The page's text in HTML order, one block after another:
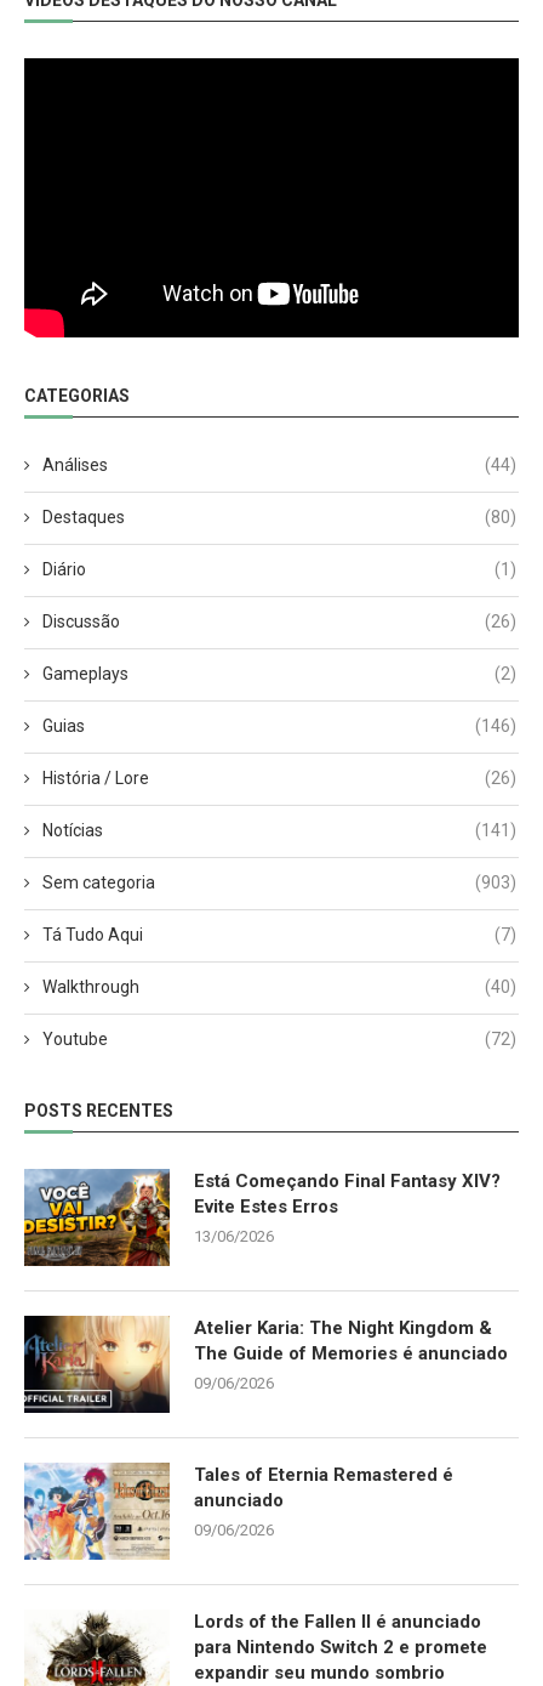
CATEGORIAS
Análises (44)
Destaques (80)
Diário (1)
Discussão (26)
Gameplays (2)
Guias (146)
História / Lore (26)
Notícias (141)
Sem categoria (903)
Tá Tudo Aqui (7)
Walkthrough (40)
Youtube (72)
POSTS RECENTES
Está Começando Final Fantasy XIV?
Evite Estes Erros
13/06/2026
Atelier Karia: The Night Kingdom &
The Guide of Memories é anunciado
09/06/2026
Tales of Eternia Remastered é
anunciado
09/06/2026
Lords of the Fallen II é anunciado
para Nintendo Switch 2 e promete
expandir seu mundo sombrio